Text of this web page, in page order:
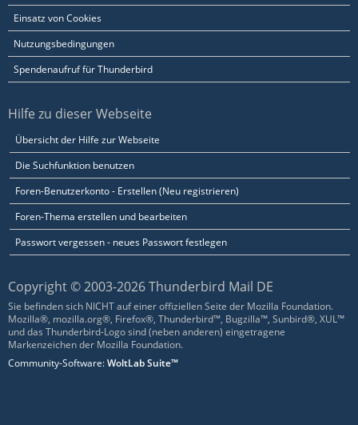
Einsatz von Cookies
Nutzungsbedingungen
Spendenaufruf für Thunderbird
Hilfe zu dieser Webseite
Übersicht der Hilfe zur Webseite
Die Suchfunktion benutzen
Foren-Benutzerkonto - Erstellen (Neu registrieren)
Foren-Thema erstellen und bearbeiten
Passwort vergessen - neues Passwort festlegen
Copyright © 2003-2026 Thunderbird Mail DE
Sie befinden sich NICHT auf einer offiziellen Seite der Mozilla Foundation.
Mozilla®, mozilla.org®, Firefox®, Thunderbird™, Bugzilla™, Sunbird®, XUL™
und das Thunderbird-Logo sind (neben anderen) eingetragene
Markenzeichen der Mozilla Foundation.
Community-Software:WoltLab Suite™